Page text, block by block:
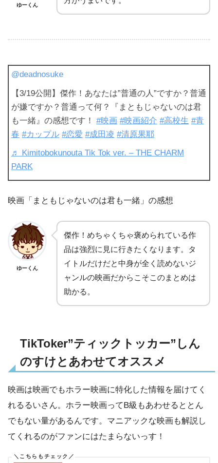
ゆーくん
@deadnosuke
【3/19公開】傑作！あなたは”普通の人”ですか？普通
が嫌ですか？普通って何？『まともじゃないのは君
も一緒』の感想です！ #映画 #映画紹介 #高校生 #青
春 #カップル #恋愛 #成田凌 #清原果耶
♬ Kimitobokunouta Tik Tok ver. – THE CHARM
PARK
映画「まともじゃないのは君も一緒」の感想
ゆーくん
傑作！めちゃくちゃ褒められている作
品は強烈に見に行きたくなります。タ
イトルだけだと中身が全く読めないジ
ャンルの映画だからこそこのまとめは
助かる。
TikToker”ティックトッカー”しん
のすけとあわせてオススメ
映画は映画でもホラー映画に特化した情報を届けてく
れるるいさん。ホラー映画ってB級もあわせるととん
でもない量があるんです。マニアックな映画も解説し
てくれるのがファンにはたまらないっす！